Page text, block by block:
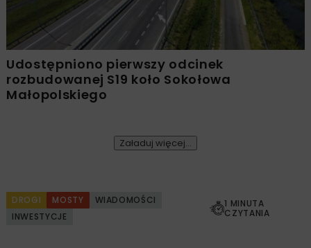
Udostępniono pierwszy odcinek
rozbudowanej S19 koło Sokołowa
Małopolskiego
Załaduj więcej...
DROGI MOSTY
WIADOMOŚCI
INWESTYCJE
1 MINUTA
CZYTANIA